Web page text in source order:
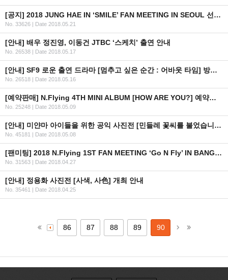
[공지] 2018 JUNG HAE IN ‘SMILE’ FAN MEETING IN SEOUL 선행 예매 관련 팬카페 가입 일정 안내
No. 33626 | Date 2018.05.21
[안내] 배우 정진영, 이동건 JTBC ‘스케치’ 출연 안내
No. 26538 | Date 2018.05.17
[안내] SF9 로운 출연 드라마 [멈추고 싶은 순간 : 어바웃 타임] 방영일정 안내
No. 26518 | Date 2018.05.16
[예약판매] N.Flying 4TH MINI ALBUM [HOW ARE YOU?] 예약판매 안내
No. 25248 | Date 2018.05.09
[안내] 미얀마 아이들을 위한 공익 사진전 [민들레 꽃씨를 불었습니다]
No. 45181 | Date 2018.05.08
[팬미팅] 2018 N.Flying 1ST FAN MEETING ‘Go N Fly’ IN BANGKOK 안내
No. 31563 | Date 2018.04.27
[안내] 정용화 사진전 [사색, 사色] 개최 안내
No. 35461 | Date 2018.04.25
86 87 88 89 90